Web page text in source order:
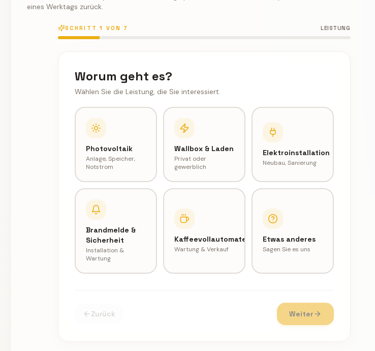
eines Werktags zurück.
SCHRITT1 VON7 LEISTUNG
Worum geht es?
Wählen Sie die Leistung, die Sie interessiert.
Photovoltaik
Anlage, Speicher,
Notstrom
Wallbox & Laden
Privat oder
gewerblich
Elektroinstallation
Neubau, Sanierung
Brandmelde &
Sicherheit
Installation &
Wartung
Kaffeevollautomaten
Wartung & Verkauf
Etwas anderes
Sagen Sie es uns
Zurück Weiter